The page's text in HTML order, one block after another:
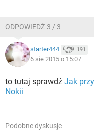
ODPOWIEDŹ 3 / 3
starter444 191
6 sie 2015 o 15:07
to tutaj sprawdź Jak
Nokii
Podobne dyskusje